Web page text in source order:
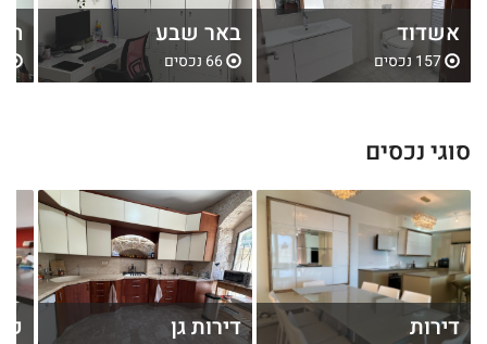
אשדוד
157 נכסים
באר שבע
66 נכסים
סוגי נכסים
דירות דירות גן